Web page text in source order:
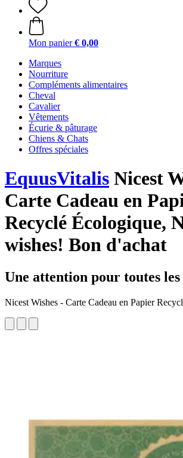
Mon panier € 0,00
Marques
Nourriture
Compléments alimentaires
Cheval
Cavalier
Vêtements
Écurie & pâturage
Chiens & Chats
Offres spéciales
EquusVitalis Nicest
Carte Cadeau en
Recyclé Écologique,
wishes! Bon d'achat
Une attention pour toutes les
Nicest Wishes - Carte Cadeau en Papier